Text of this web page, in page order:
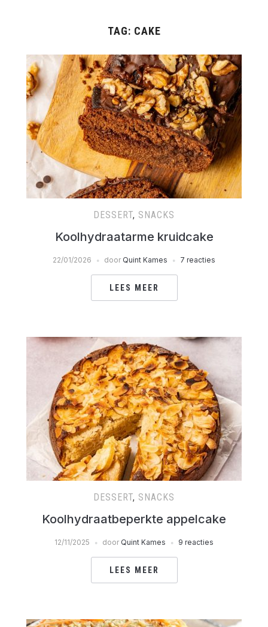
TAG: CAKE
DESSERT, SNACKS
Koolhydraatarme kruidcake
22/01/2026 door Quint Kames 7 reacties
LEES MEER
DESSERT, SNACKS
Koolhydraatbeperkte appelcake
12/11/2025 door Quint Kames 9 reacties
LEES MEER